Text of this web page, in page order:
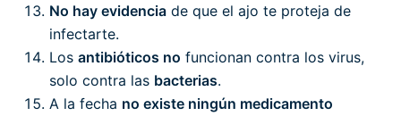
No hay evidencia de que el ajo te proteja de
infectarte.
Los antibióticos no funcionan contra los virus,
solo contra las bacterias.
A la fecha no existe ningún medicamento